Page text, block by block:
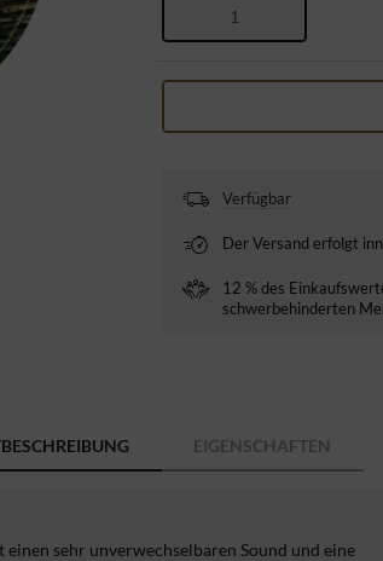
Verfügbar
Der Versand erfolgt
12 % des
schwerbehinderten
EIGENSCHAFTEN
einen sehr unverwechselbaren Sound und eine